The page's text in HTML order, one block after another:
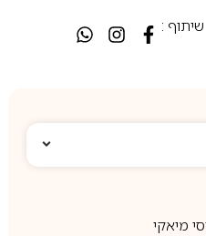
שיתוף :